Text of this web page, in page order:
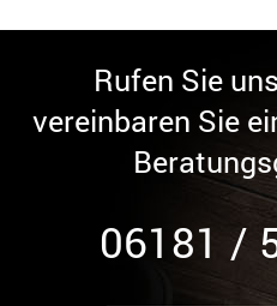
Rufen Sie
vereinbaren Sie
06181 /